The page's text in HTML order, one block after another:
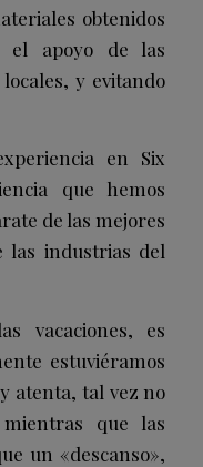
obtenidos
el apoyo de las
y evitando
en Six
que hemos
de las mejores
las industrias del
vacaciones, es
estuviéramos
atenta, tal vez no
que las
un «descanso»,